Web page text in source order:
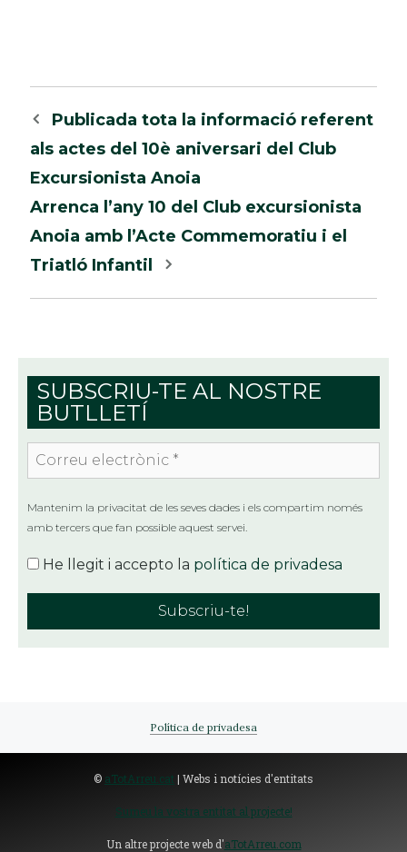
Navegació
per
entrades
Publicada tota la informació referent
als actes del 10è aniversari del Club
Excursionista Anoia
Arrenca l’any 10 del Club excursionista
Anoia amb l’Acte Commemoratiu i el
Triatló Infantil
SUBSCRIU-TE AL NOSTRE
BUTLLETÍ
electrònic
*
Mantenim la privacitat de les seves dades i els compartim només
amb tercers que fan possible aquest servei.
He llegit i accepto la política de privadesa
Política de privadesa
© aTotArreu.cat | Webs i notícies d'entitats
Sumeu la vostra entitat al projecte!
Un altre projecte web d'aTotArreu.com